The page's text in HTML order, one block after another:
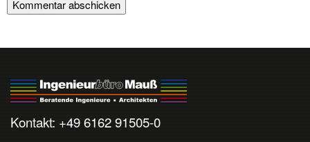
Kontakt: +49 6162 91505-0